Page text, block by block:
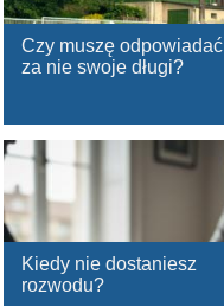
Czy muszę odpowiadać
za nie swoje długi?
Kiedy nie dostaniesz
rozwodu?